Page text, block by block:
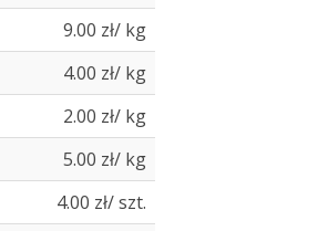
9.00 zł/ kg
4.00 zł/ kg
2.00 zł/ kg
5.00 zł/ kg
4.00 zł/ szt.